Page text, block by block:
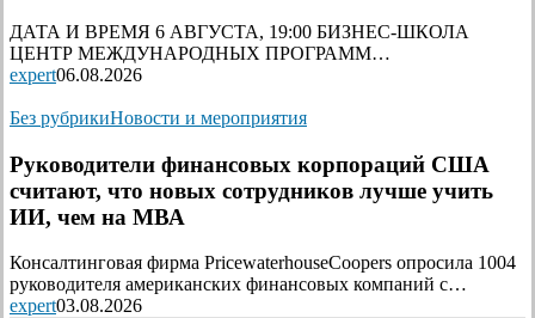
ДАТА И ВРЕМЯ 6 АВГУСТА, 19:00 БИЗНЕС-ШКОЛА
ЦЕНТР МЕЖДУНАРОДНЫХ ПРОГРАММ…
expert06.08.2026
Без рубрикиНовости и мероприятия
Руководители финансовых корпораций США
считают, что новых сотрудников лучше учить
ИИ, чем на МВА
Консалтинговая фирма PricewaterhouseCoopers опросила 1004
руководителя американских финансовых компаний с…
expert03.08.2026